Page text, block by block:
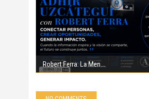
Robert Ferra: La Men